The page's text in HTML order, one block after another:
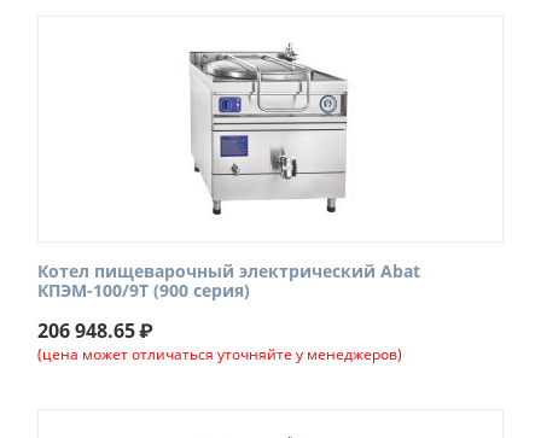
Котел пищеварочный электрический Abat
КПЭМ-100/9Т (900 серия)
206 948.65₽
(цена может отличаться уточняйте у менеджеров)